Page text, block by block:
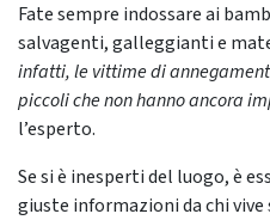
Fate sempre indossare ai
salvagenti, galleggianti e
infatti, le vittime di
piccoli che non hanno ancora
l’esperto.
Se si è inesperti del luogo, è
giuste informazioni da chi vive